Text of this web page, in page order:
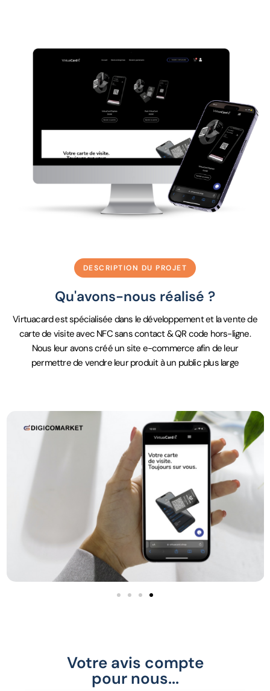
DESCRIPTION DU PROJET
Qu'avons-nous réalisé ?
Virtuacard est spécialisée dans le développement et la vente de
carte de visite avec NFC sans contact & QR code hors-ligne.
Nous leur avons créé un site e-commerce afin de leur
permettre de vendre leur produit à un public plus large
Votre avis compte
pour nous...